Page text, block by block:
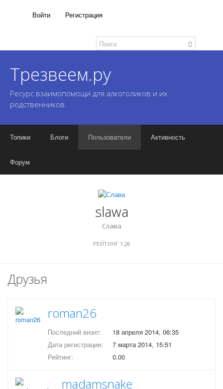
Войти Регистрация
Трезвеем.ру
Ресурс взаимопомощи для алкоголиков и их
родственников.
Топики Блоги Пользователи Активность
Форум
slawa
Слава
РЕЙТИНГ 1.26
Друзья
roman26
Последний визит:
18 апреля 2014, 06:35
Дата регистрации:
7 марта 2014, 15:51
Рейтинг:
0.00
madamsnake